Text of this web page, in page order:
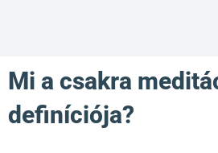
Mi a csakra
definíciója?